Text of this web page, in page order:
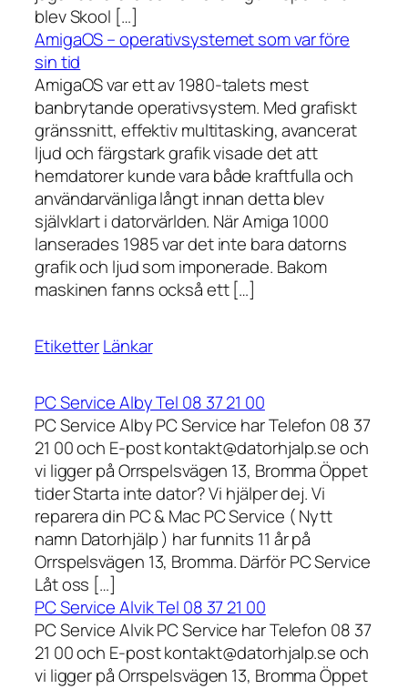
blev Skool […]
AmigaOS – operativsystemet som var före
sin tid
AmigaOS var ett av 1980-talets mest
banbrytande operativsystem. Med grafiskt
gränssnitt, effektiv multitasking, avancerat
ljud och färgstark grafik visade det att
hemdatorer kunde vara både kraftfulla och
användarvänliga långt innan detta blev
självklart i datorvärlden. När Amiga 1000
lanserades 1985 var det inte bara datorns
grafik och ljud som imponerade. Bakom
maskinen fanns också ett […]
EtiketterLänkar
PC Service Alby Tel 08 37 21 00
PC Service Alby PC Service har Telefon 08 37
21 00 och E-post kontakt@datorhjalp.se och
vi ligger på Orrspelsvägen 13, Bromma Öppet
tider Starta inte dator? Vi hjälper dej. Vi
reparera din PC & Mac PC Service ( Nytt
namn Datorhjälp ) har funnits 11 år på
Orrspelsvägen 13, Bromma. Därför PC Service
Låt oss […]
PC Service Alvik Tel 08 37 21 00
PC Service Alvik PC Service har Telefon 08 37
21 00 och E-post kontakt@datorhjalp.se och
vi ligger på Orrspelsvägen 13, Bromma Öppet